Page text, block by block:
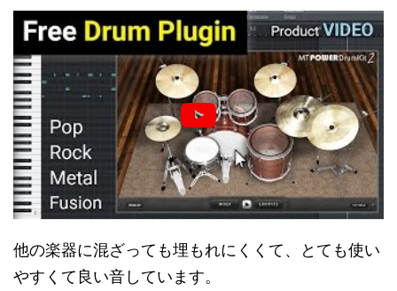
他の楽器に混ざっても埋もれにくくて、とても使い
やすくて良い音しています。